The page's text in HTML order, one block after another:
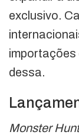
exclusivo.
importações
dessa.
Monster